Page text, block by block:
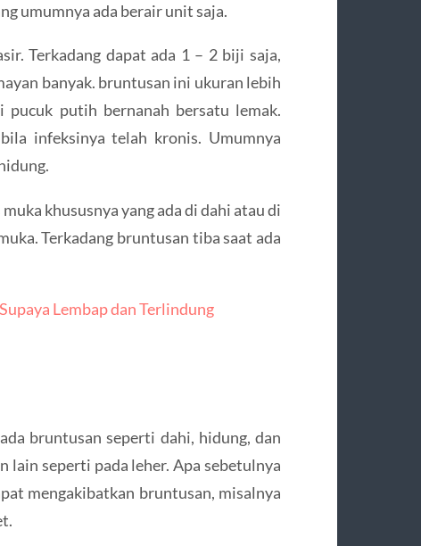
umumnya ada berair unit saja.
Terkadang dapat ada 1 – 2 biji saja,
banyak. bruntusan ini ukuran lebih
pucuk putih bernanah bersatu lemak.
infeksinya telah kronis. Umumnya
khususnya yang ada di dahi atau di
Terkadang bruntusan tiba saat ada
Lembap dan Terlindung
bruntusan seperti dahi, hidung, dan
lain seperti pada leher. Apa sebetulnya
mengakibatkan bruntusan, misalnya